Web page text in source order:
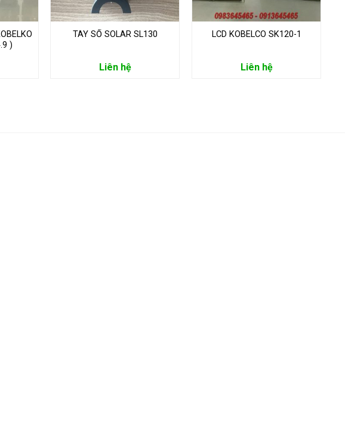
)
TAY SỐ SOLAR SL130
Liên hệ
LCD KOBELCO SK120-1
Liên hệ